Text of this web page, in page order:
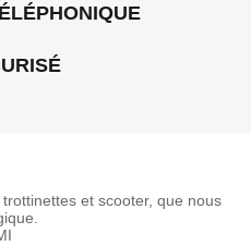
et scooter, que nous